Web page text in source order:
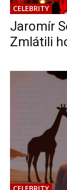
CELEBRITY
Jaromír
Zmlátili